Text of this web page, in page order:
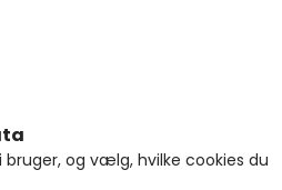
og vælg, hvilke cookies du